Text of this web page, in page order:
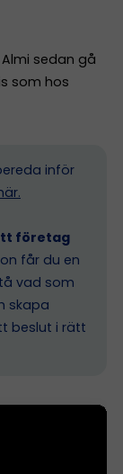
sedan gå
som hos
inför
företag
får du en
vad som
skapa
beslut i rätt